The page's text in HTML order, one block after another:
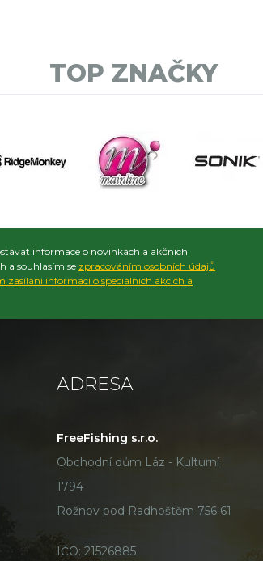
TOP ZNAČKY
informace o novinkách a akčních
a souhlasím se zpracováním osobních údajů
zasílání informací o speciálních akcích a
ADRESA
FreeFishing s.r.o.
Obchodní dům Láz - Kulturní
1794
Rožnov pod Radhoštěm 756 61
IČO: 21526885